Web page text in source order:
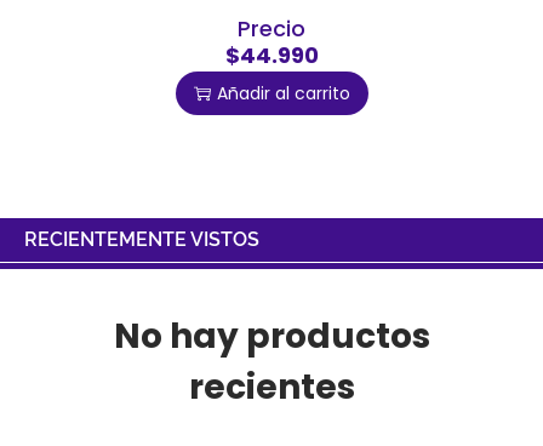
Precio
$44.990
Añadir al carrito
RECIENTEMENTE VISTOS
No hay productos
recientes